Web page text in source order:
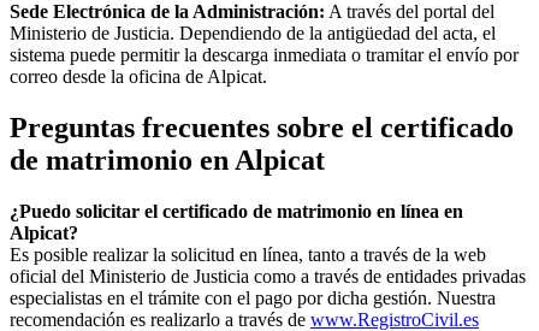
Sede Electrónica de la Administración: A través del portal del
Ministerio de Justicia. Dependiendo de la antigüedad del acta, el
sistema puede permitir la descarga inmediata o tramitar el envío por
correo desde la oficina de Alpicat.
Preguntas frecuentes sobre el certificado
de matrimonio en Alpicat
¿Puedo solicitar el certificado de matrimonio en línea en
Alpicat?
Es posible realizar la solicitud en línea, tanto a través de la web
oficial del Ministerio de Justicia como a través de entidades privadas
especialistas en el trámite con el pago por dicha gestión. Nuestra
recomendación es realizarlo a través de www.RegistroCivil.es